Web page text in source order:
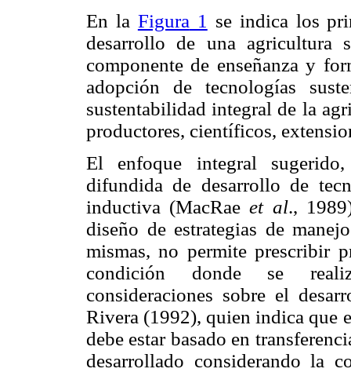
En la Figura 1 se indica los
desarrollo de una agricultura
componente de enseñanza y
adopción de tecnologías
sustentabilidad integral de la
productores, científicos,
El enfoque integral
difundida de desarrollo de
inductiva (MacRaeet al.,
diseño de estrategias de
mismas, no permite prescribir
condición donde se
consideraciones sobre el
Rivera (1992), quien indica que
debe estar basado en
desarrollado considerando la